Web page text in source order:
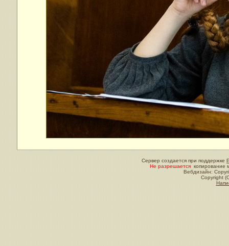
Сервер создается при поддержке
Не разрешается копирование
Вебдизайн:
Copyright